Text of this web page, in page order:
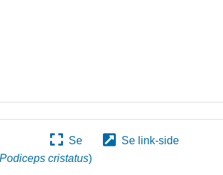
Se
Se link-side
Podiceps cristatus)